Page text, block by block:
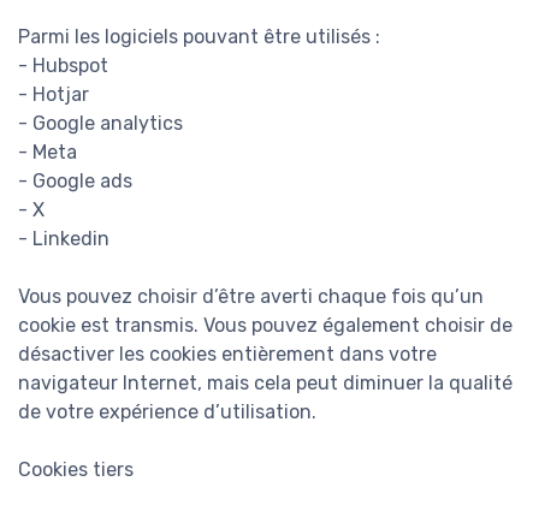
Parmi les logiciels pouvant être utilisés :
- Hubspot
- Hotjar
- Google analytics
- Meta
- Google ads
- X
- Linkedin
Vous pouvez choisir d’être averti chaque fois qu’un
cookie est transmis. Vous pouvez également choisir de
désactiver les cookies entièrement dans votre
navigateur Internet, mais cela peut diminuer la qualité
de votre expérience d’utilisation.
Cookies tiers